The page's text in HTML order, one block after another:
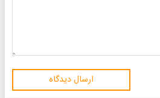
ارسال دیدگاه